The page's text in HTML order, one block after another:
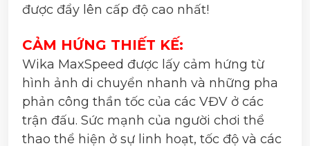
được đẩy lên cấp độ cao nhất!
CẢM HỨNG THIẾT KẾ:
Wika MaxSpeed được lấy cảm hứng từ
hình ảnh di chuyển nhanh và những pha
phản công thần tốc của các VĐV ở các
trận đấu. Sức mạnh của người chơi thể
thao thể hiện ở sự linh hoạt, tốc độ và các